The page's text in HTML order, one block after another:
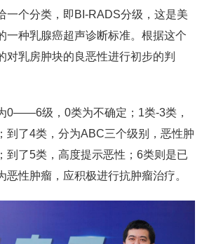
一个分类，即BI-RADS分级，这是美
一种乳腺癌超声诊断标准。根据这个
对乳房肿块的良恶性进行初步的判
0——6级，0类为不确定；1类-3类，
到了4类，分为ABC三个级别，恶性肿
到了5类，高度提示恶性；6类则是已
恶性肿瘤，应积极进行抗肿瘤治疗。